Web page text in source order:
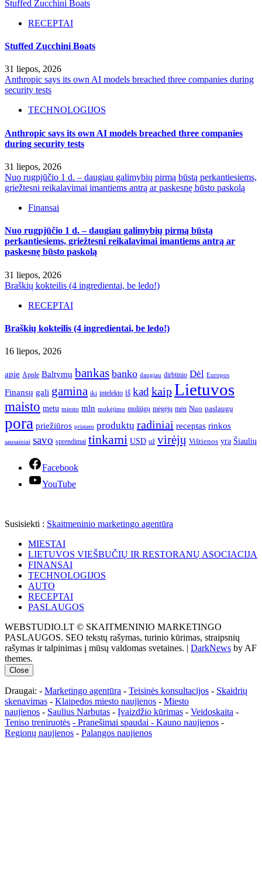
Stuffed Zucchini Boats
RECEPTAI
Stuffed Zucchini Boats
31 liepos, 2026
Anthropic says its own AI models breached three companies during
security tests
TECHNOLOGIJOS
Anthropic says its own AI models breached three companies
during security tests
31 liepos, 2026
Nuo rugpjūčio 1 d. – daugiau galimybių pirmą būstą perkantiesiems,
griežtesni reikalavimai imantiems antrą ar paskesnę būsto paskolą
Finansai
Nuo rugpjūčio 1 d. – daugiau galimybių pirmą būstą
perkantiesiems, griežtesni reikalavimai imantiems antrą ar
paskesnę būsto paskolą
31 liepos, 2026
Braškių kokteilis (4 ingredientai, be ledo!)
RECEPTAI
Braškių kokteilis (4 ingredientai, be ledo!)
16 liepos, 2026
apie Apple Baltymų bankas banko daugiau dirbtinio Dėl Europos
Finansų gali gamina iki intelekto iš kad kaipLietuvos
maisto metu miesto mln mokėjimo moliūgų mėgėjų mėn Nuo paslaugų
pora priežiūros pristato produktų radiniai receptas rinkos
sausainiai savo sprendimai tinkami USD už virėjų Vištienos yra Šiaulių
Facebook
YouTube
Susisiekti : Skaitmeninio marketingo agentūra
MIESTAI
LIETUVOS VIEŠBUČIŲ IR RESTORANŲ ASOCIACIJA
FINANSAI
TECHNOLOGIJOS
AUTO
RECEPTAI
PASLAUGOS
WEBSTUDIO.LT © SKAITMENINIO MARKETINGO
PASLAUGOS. SEO tekstų rašymas, turinio kūrimas, straipsnių
rašymas ir talpinimas į mūsų valdomas svetaines. | DarkNews by AF
themes.
Close
Draugai: - Marketingo agentūra - Teisinės konsultacijos - Skaidrių
skenavimas - Klaipedos miesto naujienos - Miesto
naujienos - Saulius Narbutas - Įvaizdžio kūrimas - Veidoskaita -
Teniso treniruotės - Pranešimai spaudai - Kauno naujienos -
Regionų naujienos - Palangos naujienos